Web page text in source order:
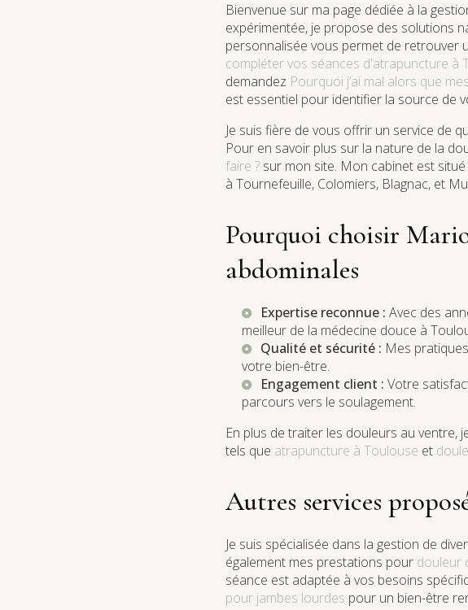
Bienvenue sur ma page dédiée à la
expérimentée, je propose des solutions
personnalisée vous permet de retrouver
compléter vos séances d'atrapuncture à
demandez Pourquoi j’ai mal alors que
est essentiel pour identifier la source de
Je suis fière de vous offrir un service de
Pour en savoir plus sur la nature de la
faire ? sur mon site. Mon cabinet est
à Tournefeuille, Colomiers, Blagnac, et
Pourquoi choisir
abdominales
Expertise reconnue : Avec des
meilleur de la médecine douce à
Qualité et sécurité : Mes
votre bien-être.
Engagement client : Votre
parcours vers le soulagement.
En plus de traiter les douleurs au
tels que atrapuncture à Toulouse et
Autres services
Je suis spécialisée dans la gestion de
également mes prestations pour douleur
séance est adaptée à vos besoins
pour jambes lourdes pour un bien-être